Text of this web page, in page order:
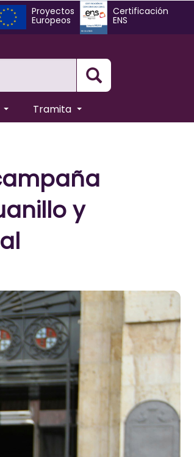
Proyectos
Europeos
Certificación
ENS
Busqueda
Tramita
y